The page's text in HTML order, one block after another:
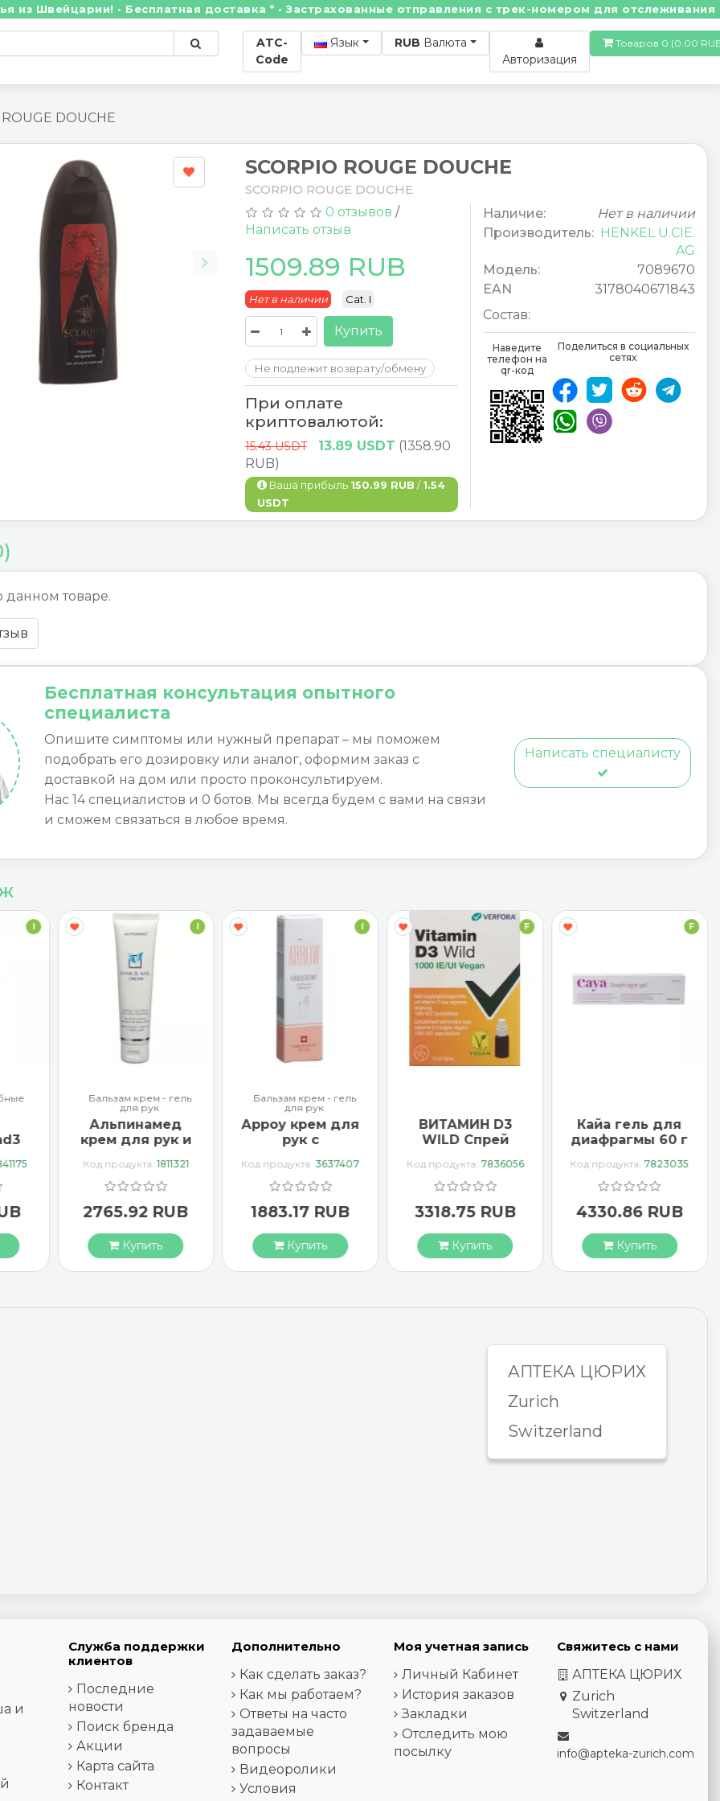
• Бесплатная доставка * • Застрахованные отправления с трек-номером для отслеживания!
ATC-
Code
Язык RUB Валюта
Авторизация
Товаров 0
DOUCHE
SCORPIO ROUGE DOUCHE
SCORPIO ROUGE DOUCHE
0 отзывов /
Написать отзыв
1509.89 RUB
Нет в наличии Cat. I
Купить
Не подлежит возврату/обмену
При оплате
криптовалютой:
15.43 USDT 13.89 USDT (1358.90
RUB)
Ваша прибыль 150.99 RUB / 1.54
USDT
Наличие:
Нет в наличии
Производитель: HENKEL U.CIE.
AG
Модель:
7089670
EAN
3178040671843
Состав:
Наведите
телефон на
qr-код
Поделиться в социальных
сетях
данном товаре.
Бесплатная консультация опытного
специалиста
Опишите симптомы или нужный препарат – мы поможем
подобрать его дозировку или аналог, оформим заказ с
доставкой на дом или просто проконсультируем.
Нас 14 специалистов и 0 ботов. Мы всегда будем с вами на связи
и сможем связаться в любое время.
Написать специалисту
I I
Бальзам крем - гель
для рук
Альпинамед
крем для рук и
Примулы
вечерней 100 мл
Код продукта:1811321
2765.92 RUB
Купить
I
Бальзам крем - гель
для рук
Арроу крем для
рук с
маслом 65 мл
Код продукта:3637407
1883.17 RUB
Купить
F
ВИТАМИН D3
WILD Спрей
веганский
Код продукта: 7836056
3318.75 RUB
Купить
F
Кайа гель для
диафрагмы 60 г
Код продукта:7823035
4330.86 RUB
Купить
АПТЕКА ЦЮРИХ
Zurich
Switzerland
и
Служба поддержки
клиентов
Последние
новости
Поиск бренда
Акции
Карта сайта
Контакт
Дополнительно
Как сделать заказ?
Как мы работаем?
Ответы на часто
задаваемые
вопросы
Видеоролики
Условия
Моя учетная запись
Личный Кабинет
История заказов
Закладки
Отследить мою
посылку
Свяжитесь с нами
АПТЕКА ЦЮРИХ
Zurich
Switzerland
info@apteka-zurich.com